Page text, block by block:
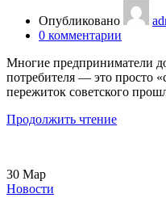
Опубликовано
0 комментарии
Многие предприниматели
потребителя — это просто
пережиток советского
Продолжить чтение
30 Мар
Новости